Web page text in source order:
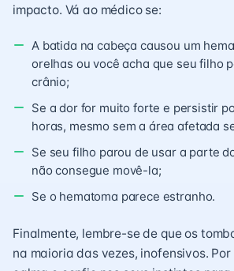
impacto. Vá ao médico se:
A batida na cabeça causou um
orelhas ou você acha que seu filho
crânio;
Se a dor for muito forte e persistir
horas, mesmo sem a área afetada
Se seu filho parou de usar a parte
não consegue movê-la;
Se o hematoma parece estranho.
Finalmente, lembre-se de que os
na maioria das vezes, inofensivos.